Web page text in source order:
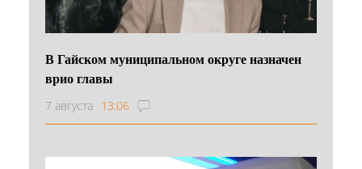
В Гайском муниципальном округе назначен
врио главы
7 августа 13:06